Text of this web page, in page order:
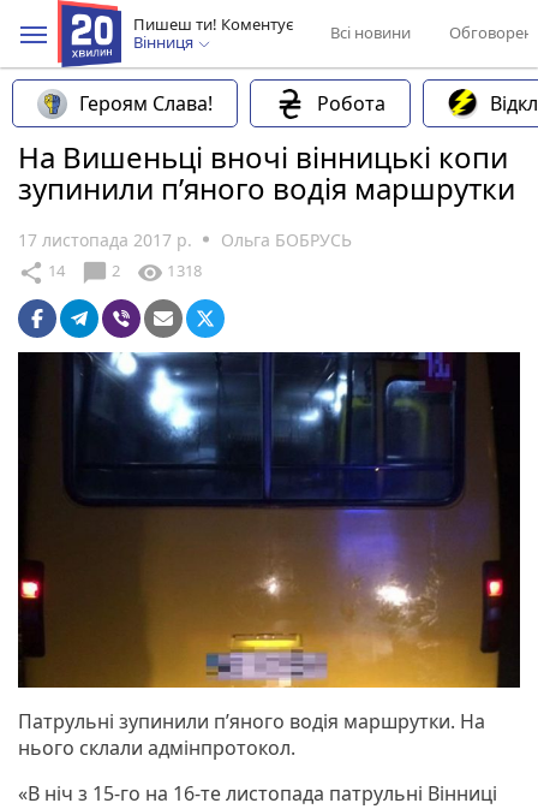
Пишеш ти! Коментує
Вінниця
Всі новини
Героям Слава! Робота
На Вишеньці вночі вінницькі копи
зупинили п’яного водія маршрутки
17 листопада 2017 р. Ольга БОБРУСЬ
share 14 chat_bubble 2 visibility 1318
Патрульні зупинили п’яного водія маршрутки. На
нього склали адмінпротокол.
«В ніч з 15-го на 16-те листопада патрульні Вінниці